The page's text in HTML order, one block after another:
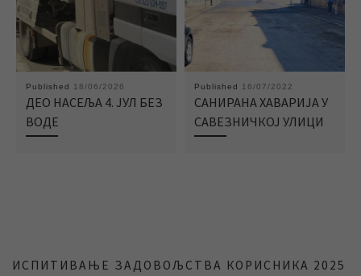
Published 18/06/2026
ДЕО НАСЕЉА 4. ЈУЛ БЕЗ
ВОДЕ
Published 16/07/2022
САНИРАНА ХАВАРИЈА У
САВЕЗНИЧКОЈ УЛИЦИ
ИСПИТИВАЊЕ ЗАДОВОЉСТВА КОРИСНИКА 2025